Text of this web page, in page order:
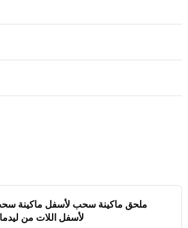
ملحق ماكينة سحب لأسفل ماكينة
لأسفل اللات من